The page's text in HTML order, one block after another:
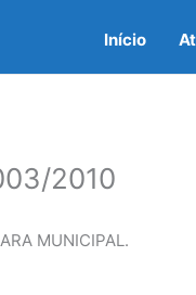
Início
2010
MUNICIPAL.